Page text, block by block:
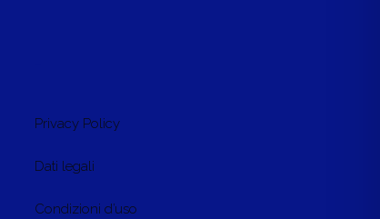
Privacy Policy
Dati legali
Condizioni d’uso